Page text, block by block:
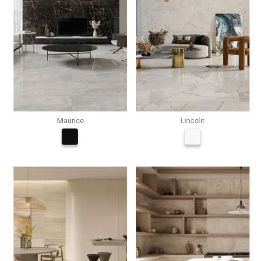
Maurice Lincoln